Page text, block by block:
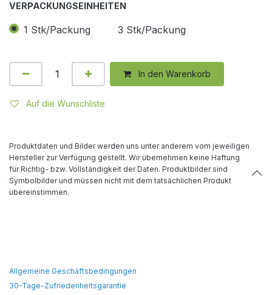
VERPACKUNGSEINHEITEN
1 Stk/Packung 3 Stk/Packung
In den Warenkorb
Auf die Wunschliste
Produktdaten und Bilder werden uns unter anderem vom jeweiligen
Hersteller zur Verfügung gestellt. Wir übernehmen keine Haftung
für Richtig- bzw. Vollständigkeit der Daten. Produktbilder sind
Symbolbilder und müssen nicht mit dem tatsächlichen Produkt
übereinstimmen.
Allgemeine Geschäftsbedingungen
30-Tage-Zufriedenheitsgarantie